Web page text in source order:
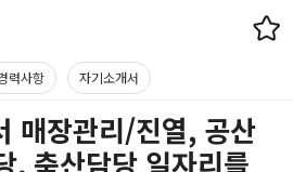
력사항 자기소개서
매장관리/진열, 공산
, 축산담당 일자리를